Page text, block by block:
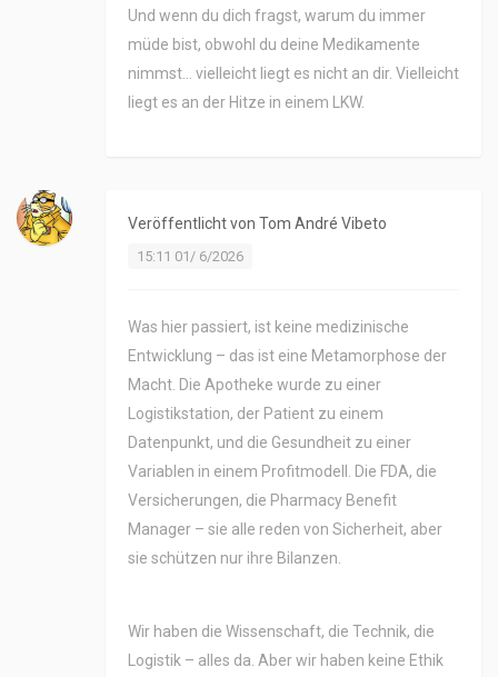
Und wenn du dich fragst, warum du immer
müde bist, obwohl du deine Medikamente
nimmst… vielleicht liegt es nicht an dir. Vielleicht
liegt es an der Hitze in einem LKW.
Veröffentlicht von Tom André Vibeto
15:11 01/ 6/2026
Was hier passiert, ist keine medizinische
Entwicklung – das ist eine Metamorphose der
Macht. Die Apotheke wurde zu einer
Logistikstation, der Patient zu einem
Datenpunkt, und die Gesundheit zu einer
Variablen in einem Profitmodell. Die FDA, die
Versicherungen, die Pharmacy Benefit
Manager – sie alle reden von Sicherheit, aber
sie schützen nur ihre Bilanzen.
Wir haben die Wissenschaft, die Technik, die
Logistik – alles da. Aber wir haben keine Ethik